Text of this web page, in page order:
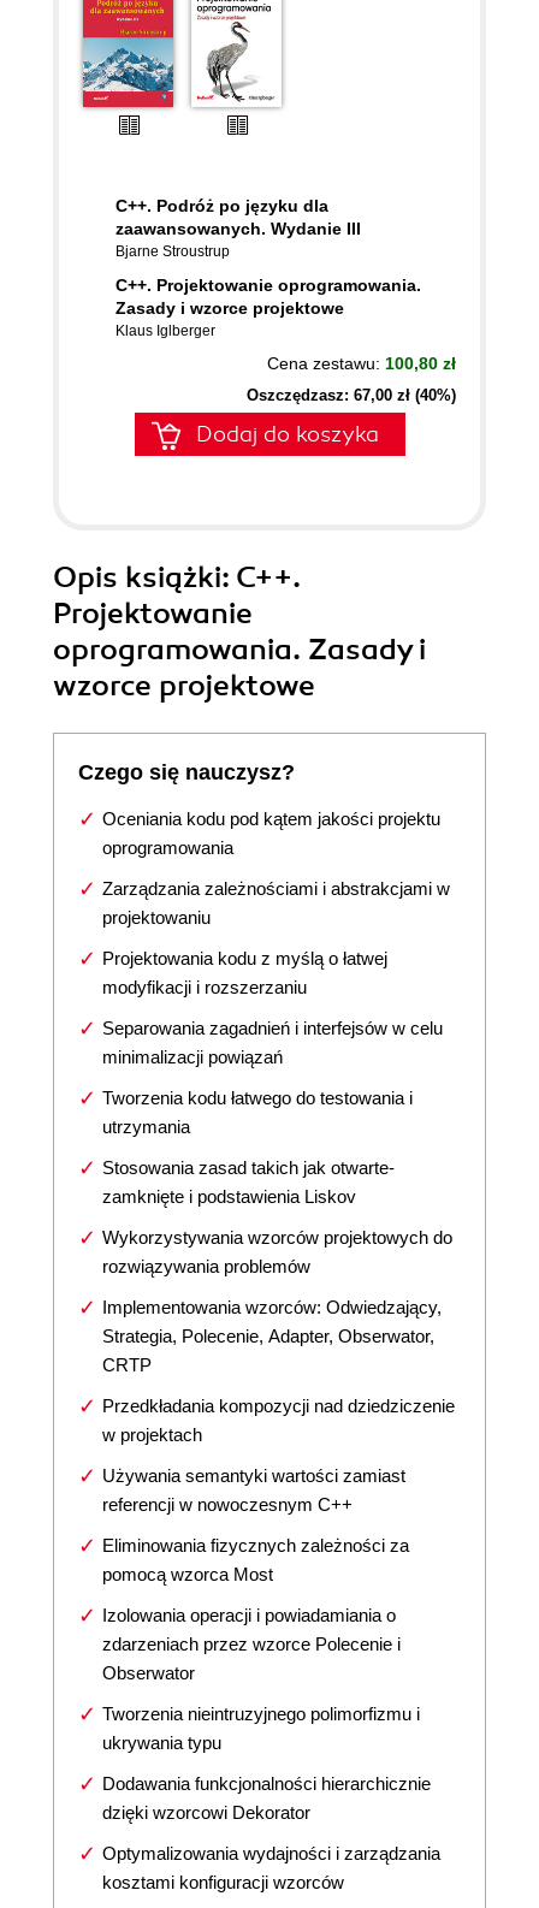
C++. Podróż po języku dla
zaawansowanych. Wydanie III
Bjarne Stroustrup
C++. Projektowanie oprogramowania.
Zasady i wzorce projektowe
Klaus Iglberger
Cena zestawu: 100,80 zł
Oszczędzasz: 67,00 zł (40%)
Dodaj do koszyka
Opis książki: C++.
Projektowanie
oprogramowania. Zasady i
wzorce projektowe
Czego się nauczysz?
Oceniania kodu pod kątem jakości projektu
oprogramowania
Zarządzania zależnościami i abstrakcjami w
projektowaniu
Projektowania kodu z myślą o łatwej
modyfikacji i rozszerzaniu
Separowania zagadnień i interfejsów w celu
minimalizacji powiązań
Tworzenia kodu łatwego do testowania i
utrzymania
Stosowania zasad takich jak otwarte-
zamknięte i podstawienia Liskov
Wykorzystywania wzorców projektowych do
rozwiązywania problemów
Implementowania wzorców: Odwiedzający,
Strategia, Polecenie, Adapter, Obserwator,
CRTP
Przedkładania kompozycji nad dziedziczenie
w projektach
Używania semantyki wartości zamiast
referencji w nowoczesnym C++
Eliminowania fizycznych zależności za
pomocą wzorca Most
Izolowania operacji i powiadamiania o
zdarzeniach przez wzorce Polecenie i
Obserwator
Tworzenia nieintruzyjnego polimorfizmu i
ukrywania typu
Dodawania funkcjonalności hierarchicznie
dzięki wzorcowi Dekorator
Optymalizowania wydajności i zarządzania
kosztami konfiguracji wzorców